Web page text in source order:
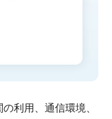
利用、通信環境、